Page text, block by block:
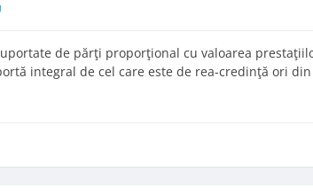
de părţi proporţional cu valoarea
integral de cel care este de rea-credinţă ori